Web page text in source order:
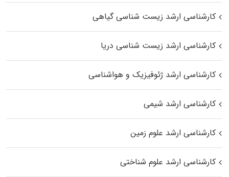
کارشناسی ارشد زیست‌ شناسی گیاهی
کارشناسی ارشد زیست‌ شناسی دریا
کارشناسی ارشد ژئوفیزیک و هواشناسی
کارشناسی ارشد شیمی
کارشناسی ارشد علوم زمین
کارشناسی ارشد علوم شناختی